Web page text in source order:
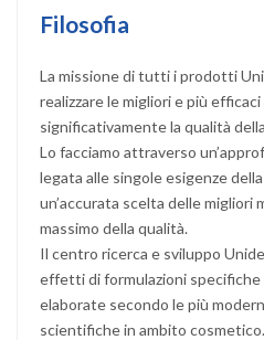
Filosofia
La missione di tutti i prodotti
realizzare le migliori e più
significativamente la qualità
Lo facciamo attraverso
legata alle singole esigenze
un’accurata scelta delle migliori
massimo della qualità.
Il centro ricerca e sviluppo
effetti di formulazioni specifiche
elaborate secondo le più
scientifiche in ambito cosmetico.